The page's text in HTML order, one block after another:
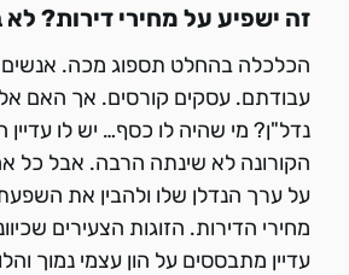
זה ישפיע על מחירי דירות? לא
הכלכלה בהחלט תספוג מכה.
עבודתם. עסקים קורסים. אך האם
נדל"ן? מי שהיה לו כסף… יש לו עדיין
הקורונה לא שינתה הרבה. אבל כל
על ערך הנדלן שלו ולהבין את
מחירי הדירות. הזוגות הצעירים
עדיין מתבססים על הון עצמי נמוך